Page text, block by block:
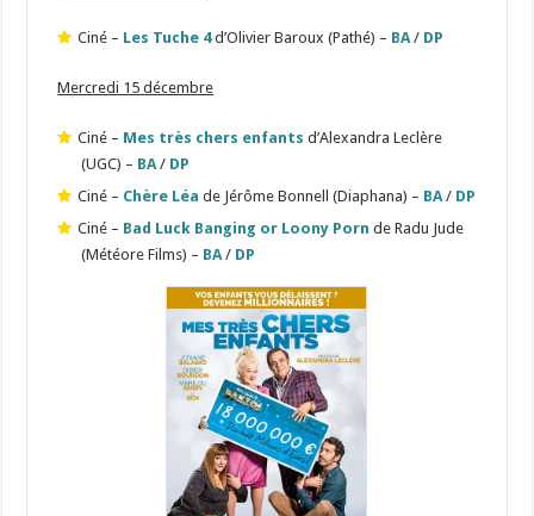
Ciné – Les Tuche 4d’Olivier Baroux (Pathé) – BA/ DP
Mercredi 15 décembre
Ciné – Mes très chers enfants d’Alexandra Leclère
(UGC) – BA/ DP
Ciné – Chère Léa de Jérôme Bonnell (Diaphana) – BA/ DP
Ciné – Bad Luck Banging or Loony Porn de Radu Jude
(Météore Films) – BA/ DP